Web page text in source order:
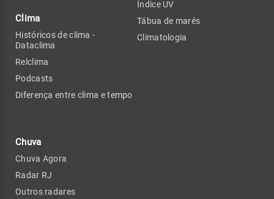
Clima
Históricos de clima -
Dataclima
Relclima
Podcasts
Diferença entre clima e tempo
Chuva
Chuva Agora
Radar RJ
Outros radares
Índice UV
Tábua de marés
Climatologia